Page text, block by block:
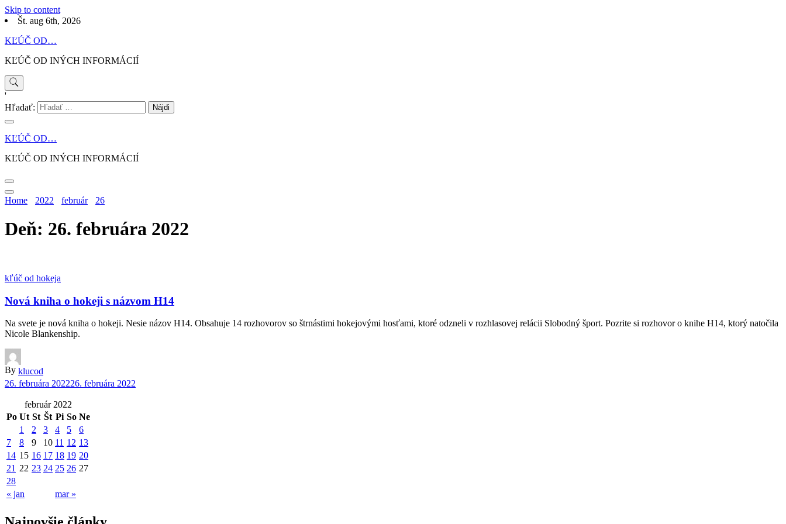
Skip to content
Št. aug 6th, 2026
KĽÚČ OD…
KĽÚČ OD INÝCH INFORMÁCIÍ
'
Hľadať:
KĽÚČ OD…
KĽÚČ OD INÝCH INFORMÁCIÍ
Home 2022 február 26
Deň: 26. februára 2022
kľúč od hokeja
Nová kniha o hokeji s názvom H14
Na svete je nová kniha o hokeji. Nesie názov H14. Obsahuje 14 rozhovorov so štrnástimi hokejovými hosťami, ktoré odzneli v rozhlasovej relácii Slobodný šport. Pozrite si rozhovor o knihe H14, ktorý natočila
Nicole Blankenship.
By klucod
26. februára 202226. februára 2022
február 2022
Po Ut St Št Pi So Ne
« jan mar »
1 2 3 4 5
6
7
8 9 10 11 12 13
14 15 16 17 18 19 20
21 22 23 24 25 26 27
28